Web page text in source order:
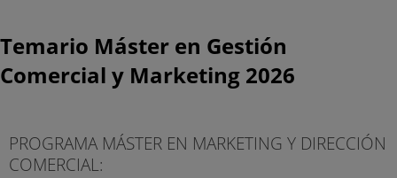
Temario Máster en Gestión
Comercial y Marketing 2026
PROGRAMA MÁSTER EN MARKETING Y DIRECCIÓN
COMERCIAL: